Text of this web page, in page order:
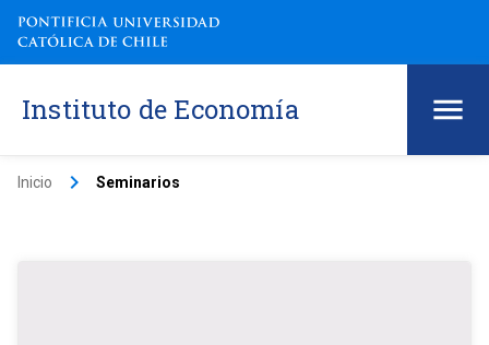
Instituto de Economía
Inicio keyboard_arrow_right Seminarios